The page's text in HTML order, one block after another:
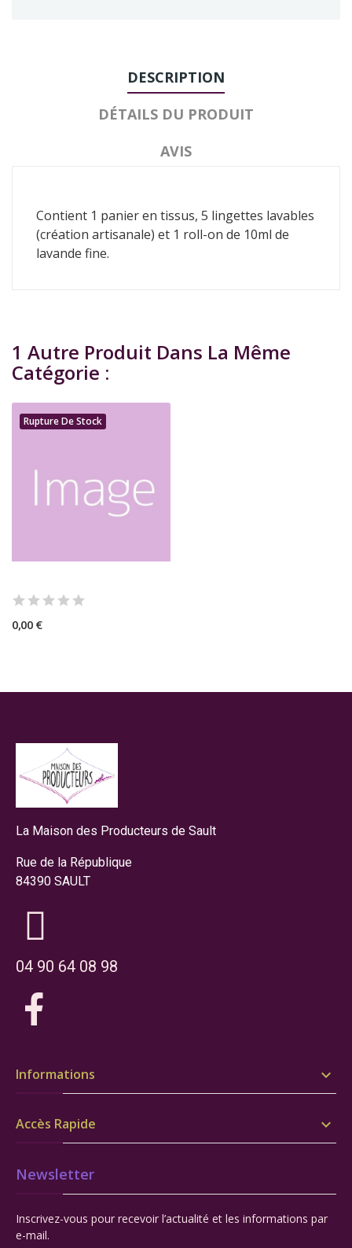
DESCRIPTION
DÉTAILS DU PRODUIT
AVIS
Contient 1 panier en tissus, 5 lingettes lavables
(création artisanale) et 1 roll-on de 10ml de
lavande fine.
1 Autre Produit Dans La Même
Catégorie :
Rupture De Stock
0,00 €
La Maison des Producteurs de Sault
Rue de la République
84390 SAULT
04 90 64 08 98
Informations 
Accès Rapide 
Newsletter
Inscrivez-vous pour recevoir l’actualité et les informations par
e-mail.